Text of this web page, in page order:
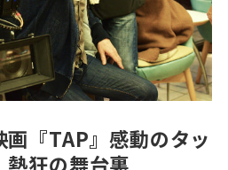
『TAP』感動のタッ
熱狂の舞台裏